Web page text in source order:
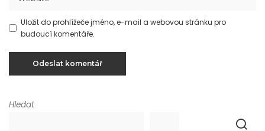
Uložit do prohlížeče jméno, e-mail a webovou stránku pro
budoucí komentáře.
Hledat